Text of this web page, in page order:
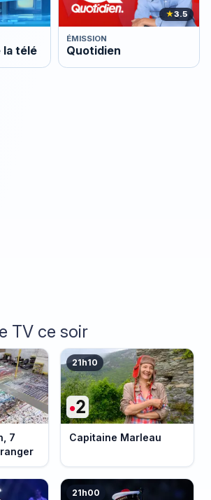
la télé
★3.5
ÉMISSION
Quotidien
TV ce soir
7
21h10
Capitaine Marleau
21h00